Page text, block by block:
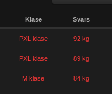
Klase Svars
PXL klase 92 kg
PXL klase 89 kg
M klase 84 kg